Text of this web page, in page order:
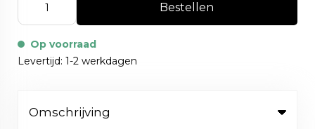
Bestellen
Op voorraad
Levertijd: 1-2 werkdagen
Omschrijving